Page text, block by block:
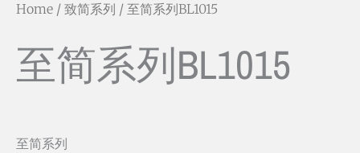
Home / 致简系列 / 至简系列BL1015
至简系列BL1015
至简系列